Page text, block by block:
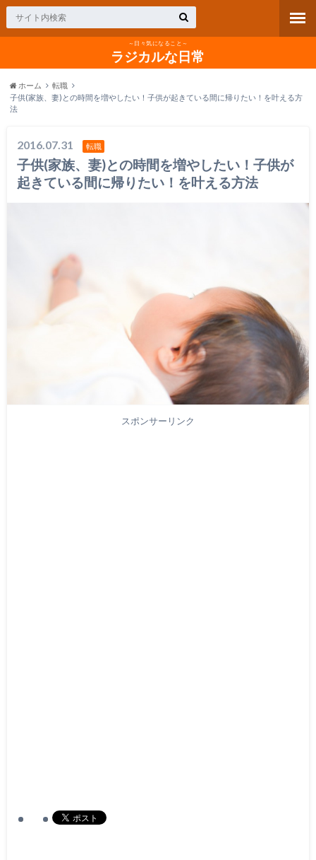
～日々気になること～
ラジカルな日常
ホーム
転職
子供(家族、妻)との時間を増やしたい！子供が起きている間に帰りたい！を叶える方
法
2016.07.31 転職
子供(家族、妻)との時間を増やしたい！子供が
起きている間に帰りたい！を叶える方法
スポンサーリンク